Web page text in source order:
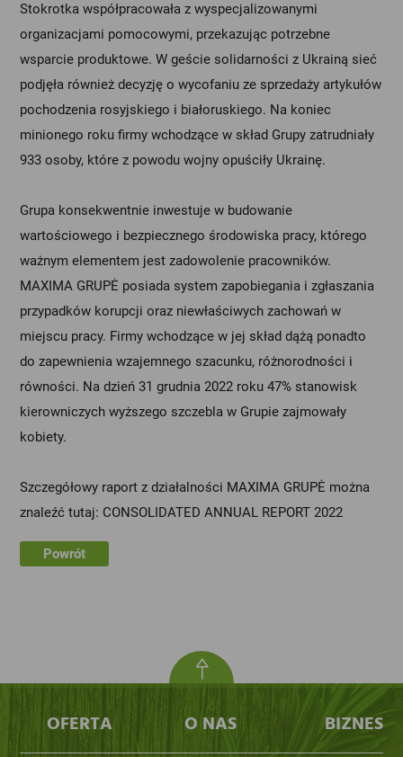
Stokrotka współpracowała z wyspecjalizowanymi
organizacjami pomocowymi, przekazując potrzebne
wsparcie produktowe. W geście solidarności z Ukrainą sieć
podjęła również decyzję o wycofaniu ze sprzedaży artykułów
pochodzenia rosyjskiego i białoruskiego. Na koniec
minionego roku firmy wchodzące w skład Grupy zatrudniały
933 osoby, które z powodu wojny opuściły Ukrainę.
Grupa konsekwentnie inwestuje w budowanie
wartościowego i bezpiecznego środowiska pracy, którego
ważnym elementem jest zadowolenie pracowników.
MAXIMA GRUPĖ posiada system zapobiegania i zgłaszania
przypadków korupcji oraz niewłaściwych zachowań w
miejscu pracy. Firmy wchodzące w jej skład dążą ponadto
do zapewnienia wzajemnego szacunku, różnorodności i
równości. Na dzień 31 grudnia 2022 roku 47% stanowisk
kierowniczych wyższego szczebla w Grupie zajmowały
kobiety.
Szczegółowy raport z działalności MAXIMA GRUPĖ można
znaleźć tutaj: CONSOLIDATED ANNUAL REPORT 2022
Powrót
OFERTA O NAS BIZNES